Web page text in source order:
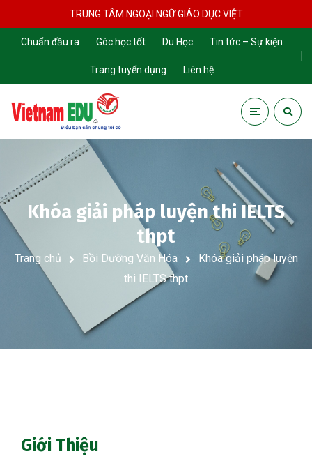
TRUNG TÂM NGOẠI NGỮ GIÁO DỤC VIỆT
Chuẩn đầu ra Góc học tốt Du Học Tin tức – Sự kiện
Trang tuyển dụng Liên hệ
Khóa giải pháp luyện thi IELTS
thpt
Trang chủ Bồi Dưỡng Văn Hóa
Khóa giải pháp luyện
thi IELTS thpt
Giới Thiệu